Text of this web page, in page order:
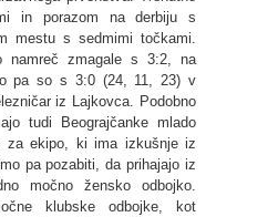
in porazom na derbiju s
mestu s sedmimi točkami.
namreč zmagale s 3:2, na
pa so s 3:0 (24, 11, 23) v
iz Lajkovca. Podobno
tudi Beograjčanke mlado
za ekipo, ki ima izkušnje iz
pa pozabiti, da prihajajo iz
močno žensko odbojko.
klubske odbojke, kot